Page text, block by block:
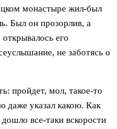
монастыре жил-был
Был он прозорлив, а
его
не заботясь о
пройдет, мол, такое-то
указал какою. Как
все-таки вскорости